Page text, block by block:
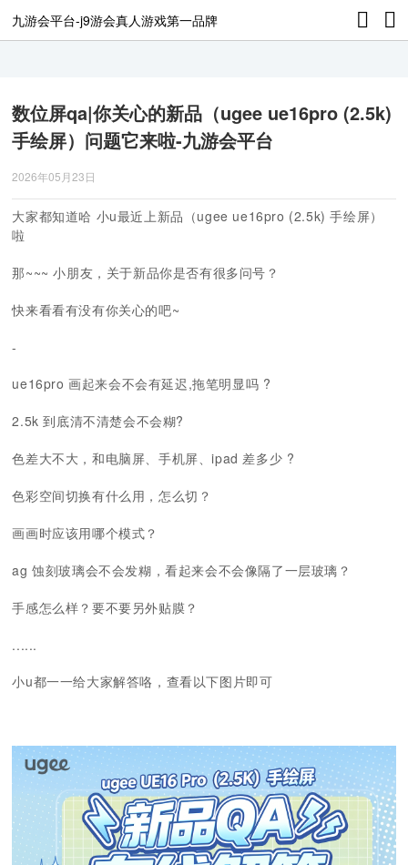
九游会平台-j9游会真人游戏第一品牌
数位屏qa|你关心的新品（ugee ue16pro (2.5k)
手绘屏）问题它来啦-九游会平台
2026年05月23日
大家都知道哈 小u最近上新品（ugee ue16pro (2.5k) 手绘屏）
啦
那~~~ 小朋友，关于新品你是否有很多问号？
快来看看有没有你关心的吧~
-
ue16pro 画起来会不会有延迟,拖笔明显吗 ?
2.5k 到底清不清楚会不会糊?
色差大不大，和电脑屏、手机屏、ipad 差多少 ?
色彩空间切换有什么用，怎么切？
画画时应该用哪个模式？
ag 蚀刻玻璃会不会发糊，看起来会不会像隔了一层玻璃？
手感怎么样？要不要另外贴膜？
......
小u都一一给大家解答咯，查看以下图片即可